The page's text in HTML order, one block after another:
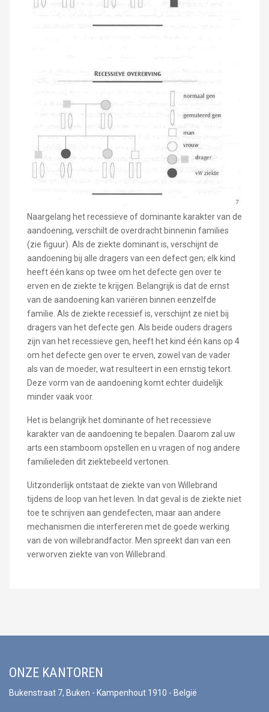
Naargelang het recessieve of dominante karakter van de
aandoening, verschilt de overdracht binnenin families
(zie figuur). Als de ziekte dominant is, verschijnt de
aandoening bij alle dragers van een defect gen; elk kind
heeft één kans op twee om het defecte gen over te
erven en de ziekte te krijgen. Belangrijk is dat de ernst
van de aandoening kan variëren binnen eenzelfde
familie. Als de ziekte recessief is, verschijnt ze niet bij
dragers van het defecte gen. Als beide ouders dragers
zijn van het recessieve gen, heeft het kind één kans op 4
om het defecte gen over te erven, zowel van de vader
als van de moeder, wat resulteert in een ernstig tekort.
Deze vorm van de aandoening komt echter duidelijk
minder vaak voor.
Het is belangrijk het dominante of het recessieve
karakter van de aandoening te bepalen. Daarom zal uw
arts een stamboom opstellen en u vragen of nog andere
familieleden dit ziektebeeld vertonen.
Uitzonderlijk ontstaat de ziekte van von Willebrand
tijdens de loop van het leven. In dat geval is de ziekte niet
toe te schrijven aan gendefecten, maar aan andere
mechanismen die interfereren met de goede werking
van de von willebrandfactor. Men spreekt dan van een
verworven ziekte van von Willebrand.
ONZE KANTOREN
Bukenstraat 7, Buken - Kampenhout 1910 - België